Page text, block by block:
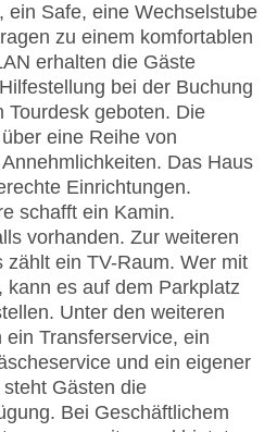
ein Safe, eine Wechselstube
zu einem komfortablen
erhalten die Gäste
bei der Buchung
Tourdesk geboten. Die
eine Reihe von
Das Haus
Einrichtungen.
schafft ein Kamin.
vorhanden. Zur weiteren
zählt ein TV-Raum. Wer mit
es auf dem Parkplatz
Unter den weiteren
Transferservice, ein
und ein eigener
Gästen die
Bei Geschäftlichem